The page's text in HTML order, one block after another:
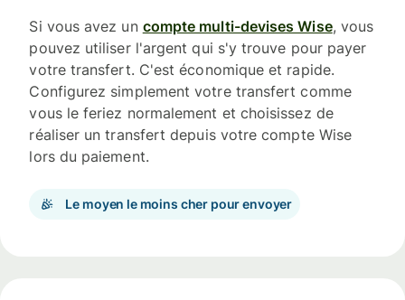
Si vous avez un compte multi-devises Wise, vous
pouvez utiliser l'argent qui s'y trouve pour payer
votre transfert. C'est économique et rapide.
Configurez simplement votre transfert comme
vous le feriez normalement et choisissez de
réaliser un transfert depuis votre compte Wise
lors du paiement.
Le moyen le moins cher pour envoyer